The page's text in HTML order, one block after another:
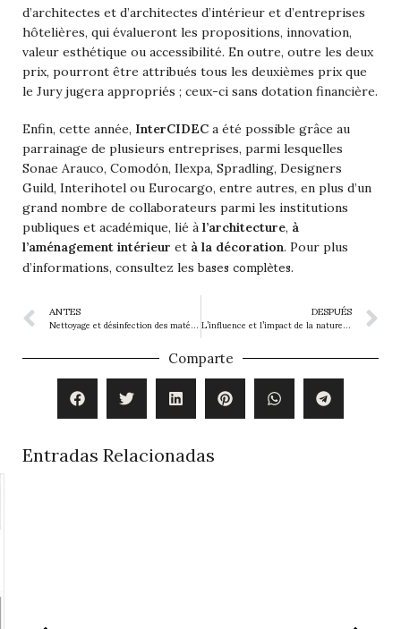
d’architectes et d’architectes d’intérieur et d’entreprises
hôtelières, qui évalueront les propositions, innovation,
valeur esthétique ou accessibilité. En outre, outre les deux
prix, pourront être attribués tous les deuxièmes prix que
le Jury jugera appropriés ; ceux-ci sans dotation financière.
Enfin, cette année, InterCIDEC a été possible grâce au
parrainage de plusieurs entreprises, parmi lesquelles
Sonae Arauco, Comodón, Ilexpa, Spradling, Designers
Guild, Interihotel ou Eurocargo, entre autres, en plus d’un
grand nombre de collaborateurs parmi les institutions
publiques et académique, lié à l’architecture, à
l’aménagement intérieur et à la décoration. Pour plus
d’informations, consultez les bases complètes.
ANTES Nettoyage et désinfection des matériaux naturels et synthétiques DESPUÉS
L’influence et l’impact de la nature sur le design
Comparte
Entradas Relacionadas